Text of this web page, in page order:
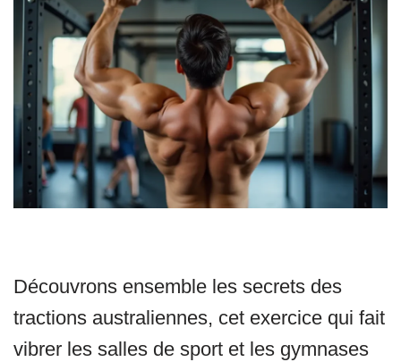
Découvrons ensemble les secrets des
tractions australiennes, cet exercice qui fait
vibrer les salles de sport et les gymnases